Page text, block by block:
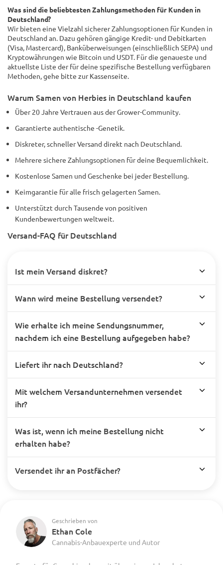
Was sind die beliebtesten Zahlungsmethoden für Kunden in
Deutschland?
Wir bieten eine Vielzahl sicherer Zahlungsoptionen für Kunden in
Deutschland an. Dazu gehören gängige Kredit- und Debitkarten
(Visa, Mastercard), Banküberweisungen (einschließlich SEPA) und
Kryptowährungen wie Bitcoin und USDT. Für die genaueste und
aktuellste Liste der für deine spezifische Bestellung verfügbaren
Methoden, gehe bitte zur Kassenseite.
Warum Samen von Herbies in Deutschland kaufen
Über 20 Jahre Vertrauen aus der Grower-Community.
Garantierte authentische -Genetik.
Diskreter, schneller Versand direkt nach Deutschland.
Mehrere sichere Zahlungsoptionen für deine Bequemlichkeit.
Kostenlose Samen und Geschenke bei jeder Bestellung.
Keimgarantie für alle frisch gelagerten Samen.
Unterstützt durch Tausende von positiven
Kundenbewertungen weltweit.
Versand-FAQ für Deutschland
Ist mein Versand diskret?
Wann wird meine Bestellung versendet?
Wie erhalte ich meine Sendungsnummer,
nachdem ich eine Bestellung aufgegeben habe?
Liefert ihr nach Deutschland?
Mit welchem Versandunternehmen versendet
ihr?
Was ist, wenn ich meine Bestellung nicht
erhalten habe?
Versendet ihr an Postfächer?
Geschrieben von
Ethan Cole
Cannabis-Anbauexperte und Autor